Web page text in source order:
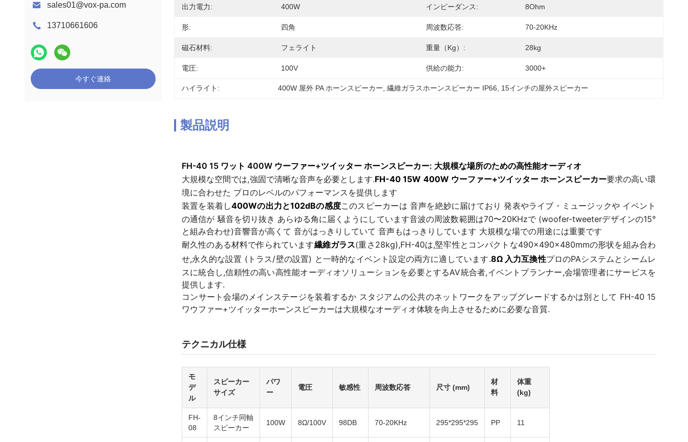
sales01@vox-pa.com
13710661606
今すぐ連絡
出力電力: 400W インピーダンス: 8Ohm
形: 四角 周波数応答: 70-20KHz
磁石材料: フェライト 重量（kg）: 28kg
電圧: 100V 供給の能力: 3000+
ハイライト: 400W 屋外 PA ホーンスピーカー , 繊維ガラスホーンスピーカー IP66 15インチの屋外スピーカー
製品説明
FH-40 15 ワット 400W ウーファー+ツイッター ホーンスピーカー: 大規模な場所のための高性能オーディオ
大規模な空間では,強固で清晰な音声を必要とします.FH-40 15W 400W ウーファー+ツイッター ホーンスピーカー要求の高い環
境に合わせた プロのレベルのパフォーマンスを提供します
装置を装着し400Wの出力と102dBの感度このスピーカーは 音声を絶妙に届けており 発表やライブ・ミュージックや イベント
の通信が 騒音を切り抜き あらゆる角に届くようにしています音波の周波数範囲は70〜20KHzで (woofer-tweeterデザインの15°
と組み合わせ)音響音が高くて 音がはっきりしていて 音声もはっきりしています 大規模な場での用途には重要です
耐久性のある材料で作られています繊維ガラス(重さ28kg),FH-40は,堅牢性とコンパクトな490×490×480mmの形状を組み合わ
せ,永久的な設置 (トラス/壁の設置) と一時的なイベント設定の両方に適しています.8Ω 入力互換性プロのPAシステムとシームレ
スに統合し,信頼性の高い高性能オーディオソリューションを必要とするAV統合者,イベントプランナー,会場管理者にサービスを
提供します.
コンサート会場のメインステージを装着するか スタジアムの公共のネットワークをアップグレードするかは別として FH-40 15
ワウファー+ツイッターホーンスピーカーは大規模なオーディオ体験を向上させるために必要な音質.
テクニカル仕様
モ
デ
ル
スピーカー
サイズ
パワ
ー
電圧 敏感性 周波数応答 尺寸 (mm)
材
料
体重
(kg)
FH-
08
8インチ同軸
スピーカー
100W 8Ω/100V 98DB 70-20KHz 295*295*295 PP 11